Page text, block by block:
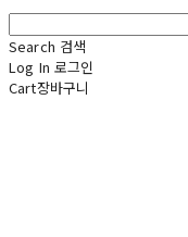
Search 검색
Log In 로그인
Cart장바구니